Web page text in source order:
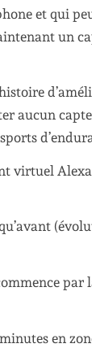
et qui
un
aucun
virtuel
par
en